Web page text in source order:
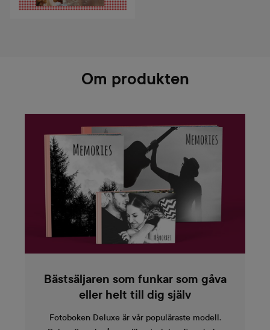
Om produkten
Bästsäljaren som funkar som gåva
eller helt till dig själv
Fotoboken Deluxe är vår populäraste modell.